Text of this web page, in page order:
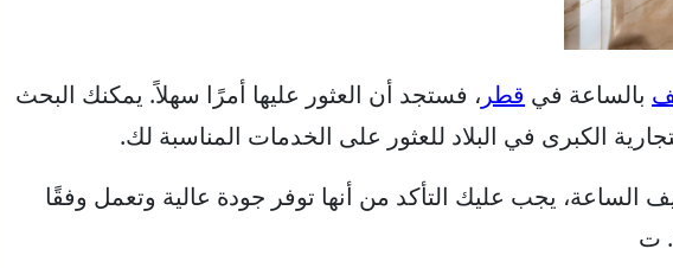
بالساعة في قطر ، فستجد أن العثور عليها أمرًا سهلاً. يمكنك البحث
الكبرى في البلاد للعثور على الخدمات المناسبة لك.
الساعة، يجب عليك التأكد من أنها توفر جودة عالية وتعمل وفقًا
ت